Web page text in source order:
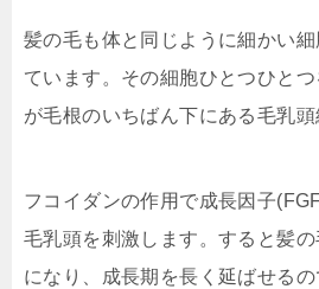
髪の毛も体と同じように細かい
ています。その細胞ひとつひと
が毛根のいちばん下にある毛乳頭
フコイダンの作用で成長因子
毛乳頭を刺激します。すると髪
になり、成長期を長く延ばせるの